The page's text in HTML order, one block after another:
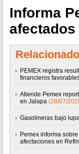
Informa
Relacionado
PEMEX registra
financieros
Atiende Pemex
en Jalapa (28/07/
Gasolineras bajo
Pemex informa
afectaciones en